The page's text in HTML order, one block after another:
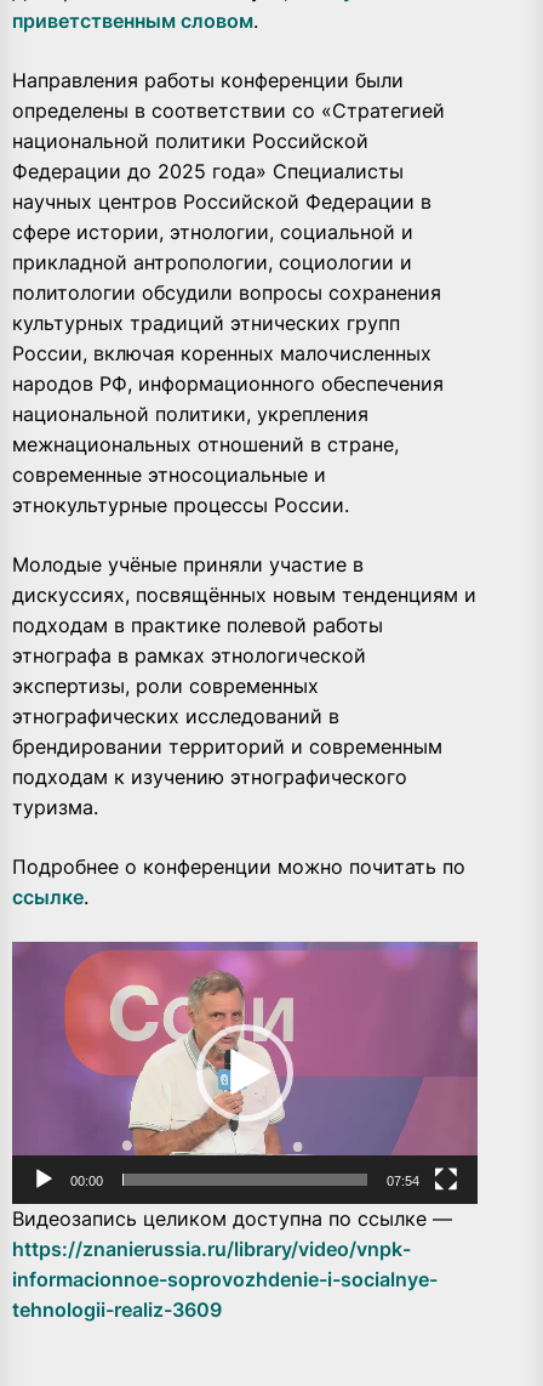
приветственным словом.
Направления работы конференции были
определены в соответствии со «Стратегией
национальной политики Российской
Федерации до 2025 года» Специалисты
научных центров Российской Федерации в
сфере истории, этнологии, социальной и
прикладной антропологии, социологии и
политологии обсудили вопросы сохранения
культурных традиций этнических групп
России, включая коренных малочисленных
народов РФ, информационного обеспечения
национальной политики, укрепления
межнациональных отношений в стране,
современные этносоциальные и
этнокультурные процессы России.
Молодые учёные приняли участие в
дискуссиях, посвящённых новым тенденциям и
подходам в практике полевой работы
этнографа в рамках этнологической
экспертизы, роли современных
этнографических исследований в
брендировании территорий и современным
подходам к изучению этнографического
туризма.
Подробнее о конференции можно почитать по
ссылке.
Видеоплеер
00:00 07:54
Видеозапись целиком доступна по ссылке —
https://znanierussia.ru/library/video/vnpk-
informacionnoe-soprovozhdenie-i-socialnye-
tehnologii-realiz-3609